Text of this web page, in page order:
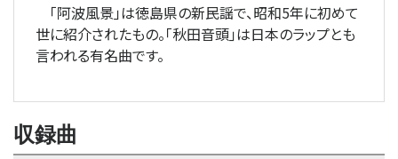
｢阿波風景｣は徳島県の新民謡で、昭和5年に初めて
世に紹介されたもの。｢秋田音頭｣は日本のラップとも
言われる有名曲です。
収録曲